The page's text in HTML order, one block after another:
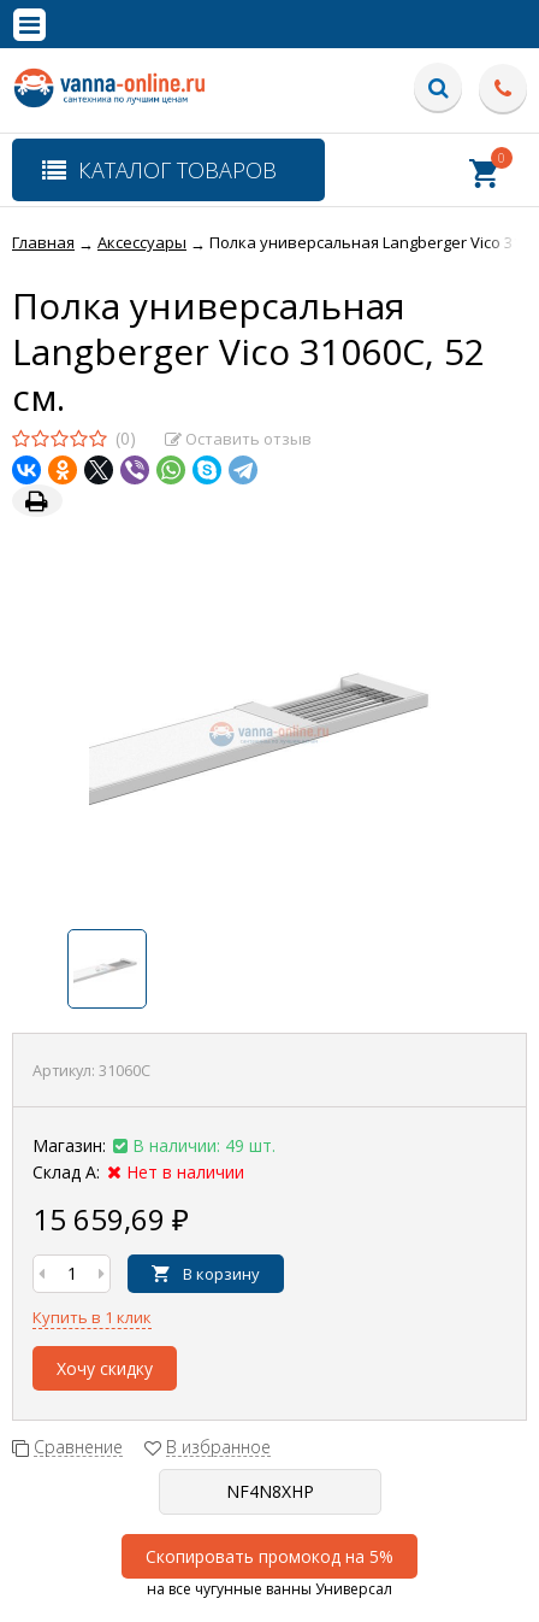
Полная версия сайта
КАТАЛОГ ТОВАРОВ 0
Главная → Аксессуары → Полка универсальная Langberger Vico
Полка универсальная
Langberger Vico 31060C, 52
см.
(0) Оставить отзыв
Артикул: 31060C
Магазин:
В наличии: 49 шт.
Склад А:
Нет в наличии
15 659,69 ₽
В корзину
Купить в 1 клик
Хочу скидку
Сравнение В избранное
Скопировать промокод на 5%
на все чугунные ванны Универсал